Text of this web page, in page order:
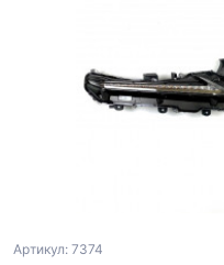
Артикул: 7374